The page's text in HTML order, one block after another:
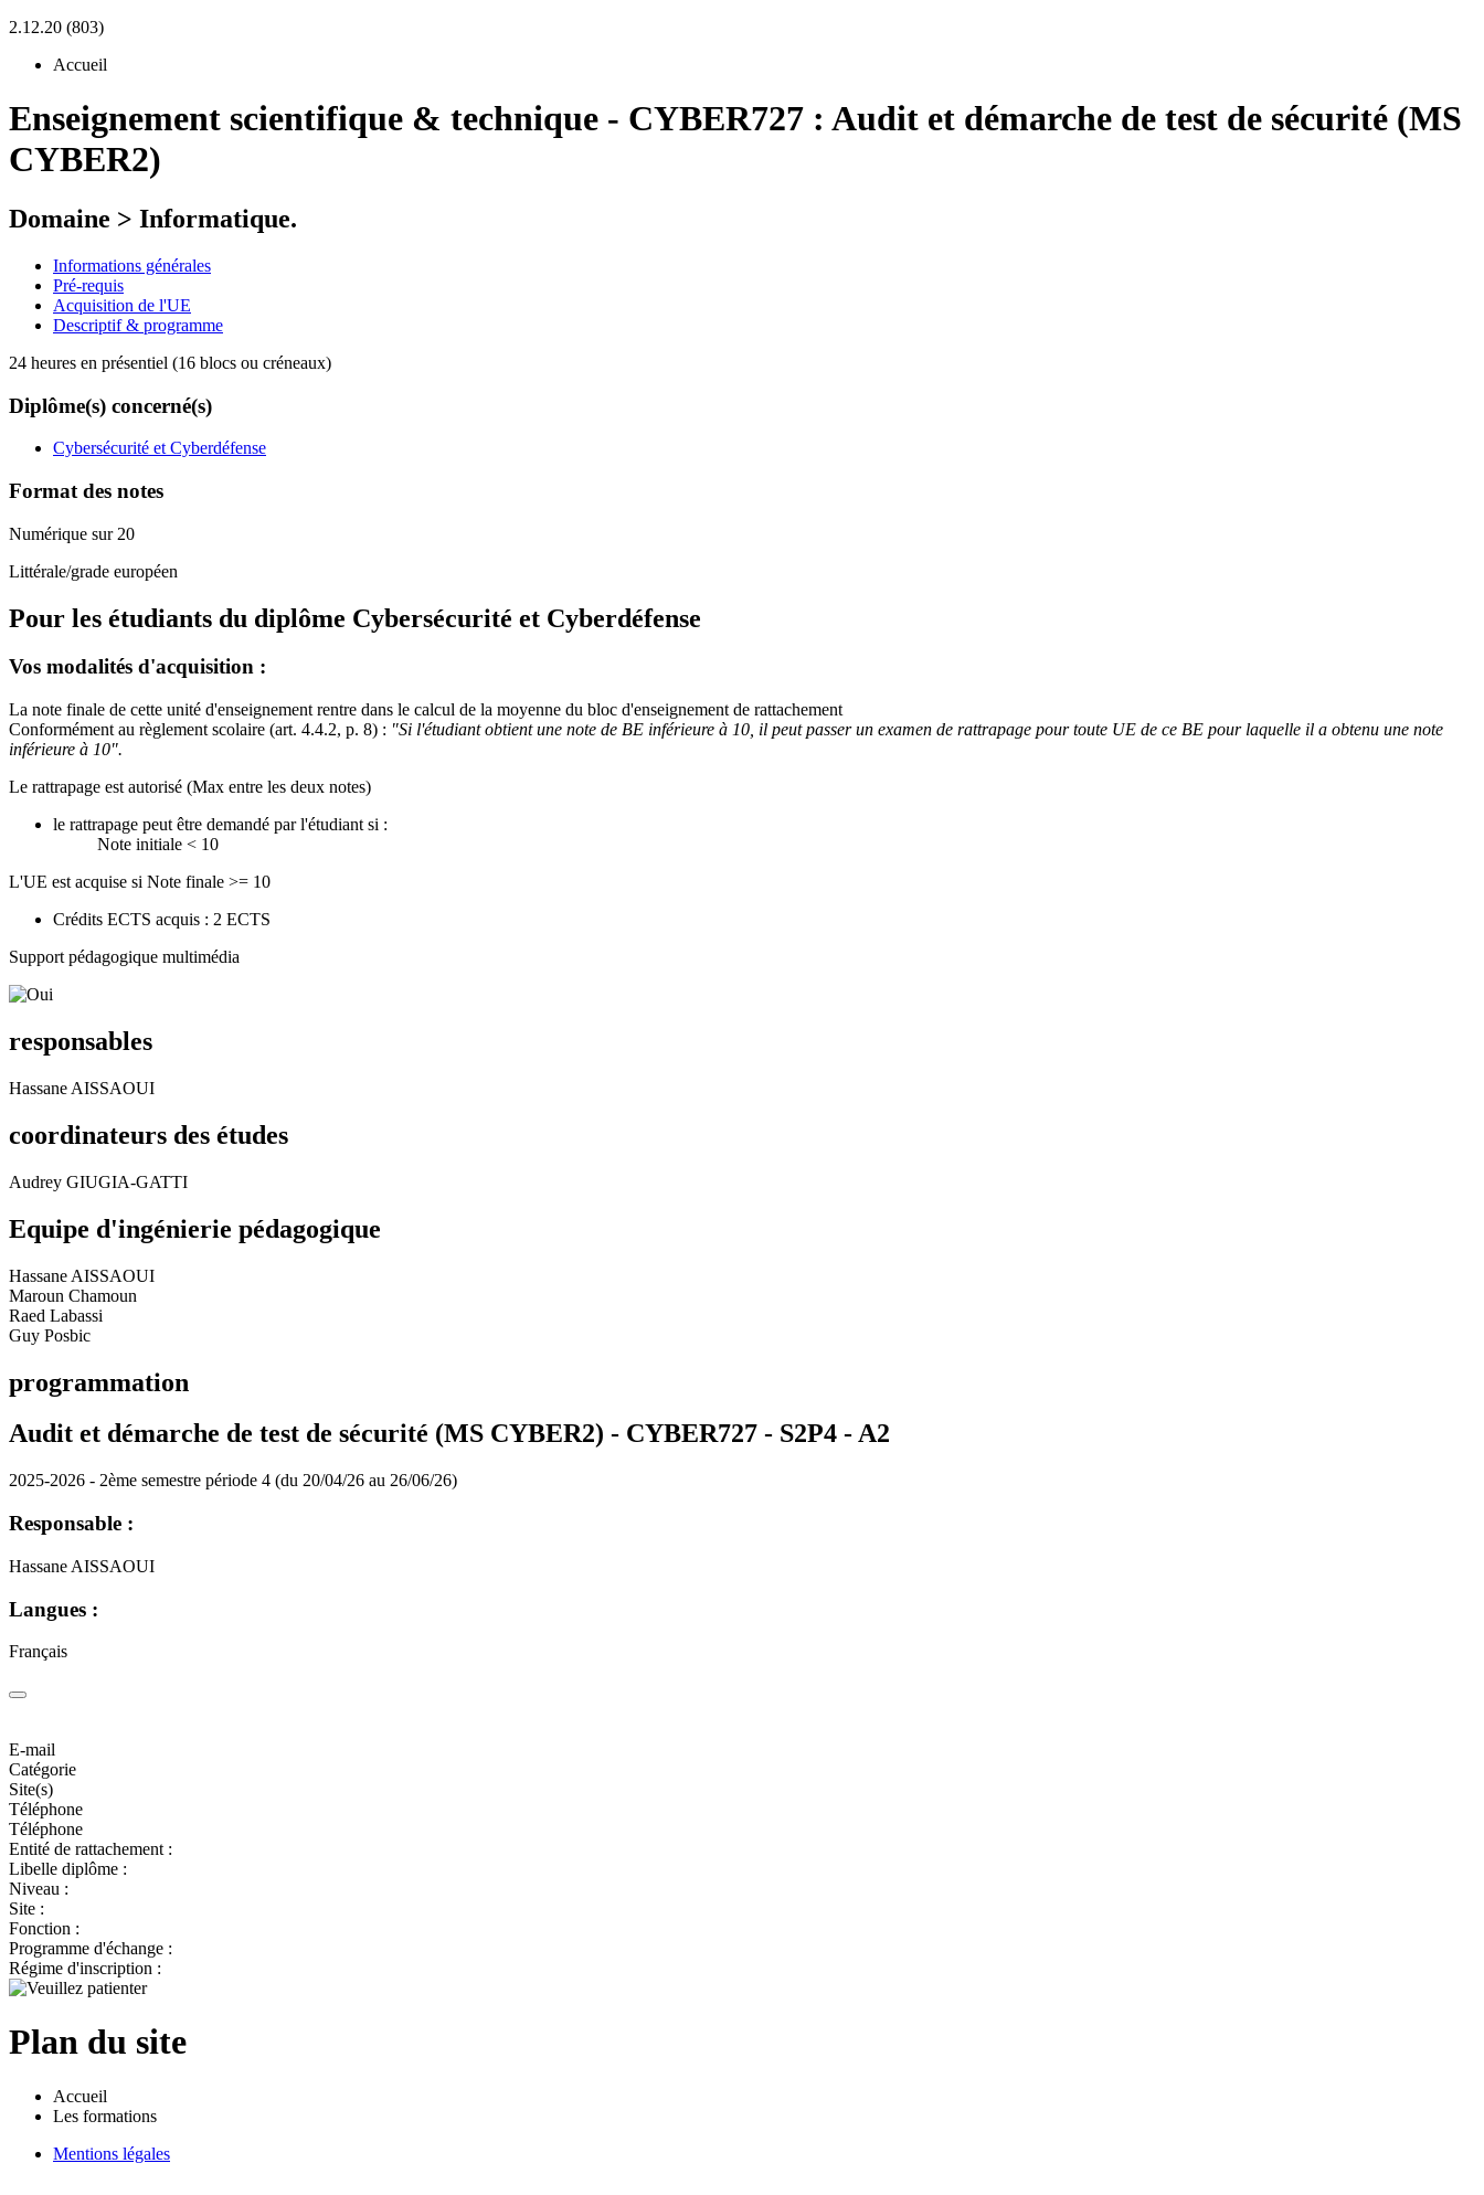
2.12.20 (803)
Accueil
Enseignement scientifique & technique - CYBER727 : Audit et démarche de test de sécurité (MS
CYBER2)
Domaine > Informatique.
Informations générales
Pré-requis
Acquisition de l'UE
Descriptif & programme
24 heures en présentiel (16 blocs ou créneaux)
Diplôme(s) concerné(s)
Cybersécurité et Cyberdéfense
Format des notes
Numérique sur 20
Littérale/grade européen
Pour les étudiants du diplôme Cybersécurité et Cyberdéfense
Vos modalités d'acquisition :
La note finale de cette unité d'enseignement rentre dans le calcul de la moyenne du bloc d'enseignement de rattachement
Conformément au règlement scolaire (art. 4.4.2, p. 8) : "Si l'étudiant obtient une note de BE inférieure à 10, il peut passer un examen de rattrapage pour toute UE de ce BE pour laquelle il a obtenu une note
inférieure à 10".
Le rattrapage est autorisé (Max entre les deux notes)
le rattrapage peut être demandé par l'étudiant si :
Note initiale < 10
L'UE est acquise si Note finale >= 10
Crédits ECTS acquis : 2 ECTS
Support pédagogique multimédia
responsables
Hassane AISSAOUI
coordinateurs des études
Audrey GIUGIA-GATTI
Equipe d'ingénierie pédagogique
Hassane AISSAOUI
Maroun Chamoun
Raed Labassi
Guy Posbic
programmation
Audit et démarche de test de sécurité (MS CYBER2) - CYBER727 - S2P4 -A2
2025-2026 - 2ème semestre période 4 (du 20/04/26 au 26/06/26)
Responsable :
Hassane AISSAOUI
Langues :
Français
E-mail
Catégorie
Site(s)
Téléphone
Téléphone
Entité de rattachement :
Libelle diplôme :
Niveau :
Site :
Fonction :
Programme d'échange :
Régime d'inscription :
Plan du site
Accueil
Les formations
Mentions légales